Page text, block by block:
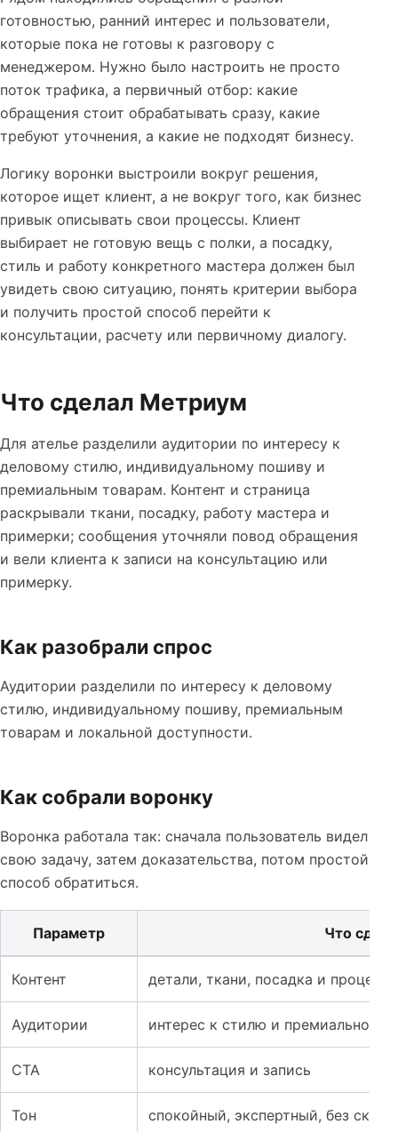
готовностью, ранний интерес и пользователи,
которые пока не готовы к разговору с
менеджером. Нужно было настроить не просто
поток трафика, а первичный отбор: какие
обращения стоит обрабатывать сразу, какие
требуют уточнения, а какие не подходят бизнесу.
Логику воронки выстроили вокруг решения,
которое ищет клиент, а не вокруг того, как бизнес
привык описывать свои процессы. Клиент
выбирает не готовую вещь с полки, а посадку,
стиль и работу конкретного мастера должен был
увидеть свою ситуацию, понять критерии выбора
и получить простой способ перейти к
консультации, расчету или первичному диалогу.
Что сделал Метриум
Для ателье разделили аудитории по интересу к
деловому стилю, индивидуальному пошиву и
премиальным товарам. Контент и страница
раскрывали ткани, посадку, работу мастера и
примерки; сообщения уточняли повод обращения
и вели клиента к записи на консультацию или
примерку.
Как разобрали спрос
Аудитории разделили по интересу к деловому
стилю, индивидуальному пошиву, премиальным
товарам и локальной доступности.
Как собрали воронку
Воронка работала так: сначала пользователь видел
свою задачу, затем доказательства, потом простой
способ обратиться.
Параметр Что
Контент детали, ткани, посадка и процесс
Аудитории интерес к стилю и премиальной
CTA консультация и запись
Тон спокойный, экспертный, без